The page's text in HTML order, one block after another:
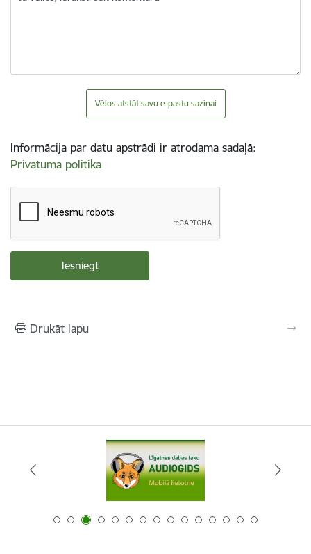
Vēlos atstāt savu e-pastu saziņai
Informācija par datu apstrādi ir atrodama sadaļā:
Privātuma politika
Drukāt lapu